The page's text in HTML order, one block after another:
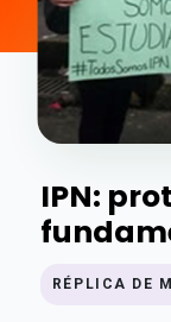
IPN:
RÉPLICA DE